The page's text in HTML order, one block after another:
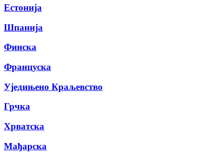
Естонија
Шпанија
Финска
Француска
Уједињено Краљевство
Грчка
Хрватска
Мађарска